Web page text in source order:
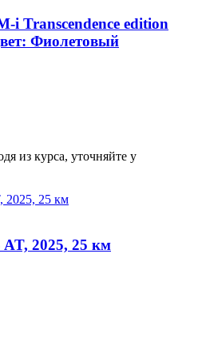
i Transcendence edition
Фиолетовый
из курса, уточняйте у
2025, 25 км